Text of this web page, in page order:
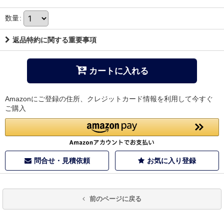
数量:
返品特約に関する重要事項
カートに入れる
Amazonにご登録の住所、クレジットカード情報を利用して今すぐ
ご購入
問合せ・見積依頼 お気に入り登録
前のページに戻る